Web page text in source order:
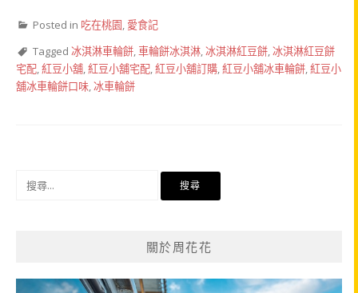
Posted in 吃在桃園 愛食記
Tagged 冰淇淋車輪餅 車輪餅冰淇淋 冰淇淋紅豆餅 冰淇淋紅豆餅
宅配 紅豆小舖 紅豆小舖宅配 紅豆小舖訂購 紅豆小舖冰車輪餅 紅豆小
舖冰車輪餅口味 冰車輪餅
關於周花花